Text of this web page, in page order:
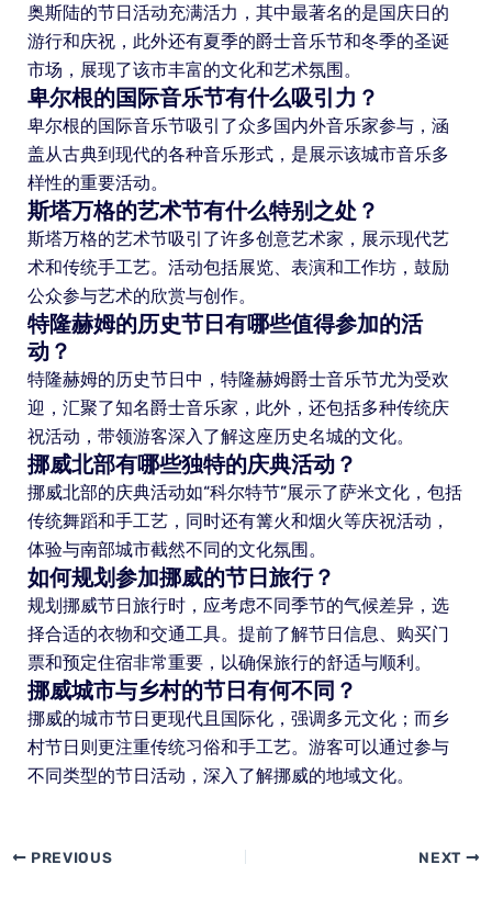
奥斯陆的节日活动充满活力，其中最著名的是国庆日的
游行和庆祝，此外还有夏季的爵士音乐节和冬季的圣诞
市场，展现了该市丰富的文化和艺术氛围。
卑尔根的国际音乐节有什么吸引力？
卑尔根的国际音乐节吸引了众多国内外音乐家参与，涵
盖从古典到现代的各种音乐形式，是展示该城市音乐多
样性的重要活动。
斯塔万格的艺术节有什么特别之处？
斯塔万格的艺术节吸引了许多创意艺术家，展示现代艺
术和传统手工艺。活动包括展览、表演和工作坊，鼓励
公众参与艺术的欣赏与创作。
特隆赫姆的历史节日有哪些值得参加的活
动？
特隆赫姆的历史节日中，特隆赫姆爵士音乐节尤为受欢
迎，汇聚了知名爵士音乐家，此外，还包括多种传统庆
祝活动，带领游客深入了解这座历史名城的文化。
挪威北部有哪些独特的庆典活动？
挪威北部的庆典活动如“科尔特节”展示了萨米文化，包括
传统舞蹈和手工艺，同时还有篝火和烟火等庆祝活动，
体验与南部城市截然不同的文化氛围。
如何规划参加挪威的节日旅行？
规划挪威节日旅行时，应考虑不同季节的气候差异，选
择合适的衣物和交通工具。提前了解节日信息、购买门
票和预定住宿非常重要，以确保旅行的舒适与顺利。
挪威城市与乡村的节日有何不同？
挪威的城市节日更现代且国际化，强调多元文化；而乡
村节日则更注重传统习俗和手工艺。游客可以通过参与
不同类型的节日活动，深入了解挪威的地域文化。
PREVIOUS NEXT